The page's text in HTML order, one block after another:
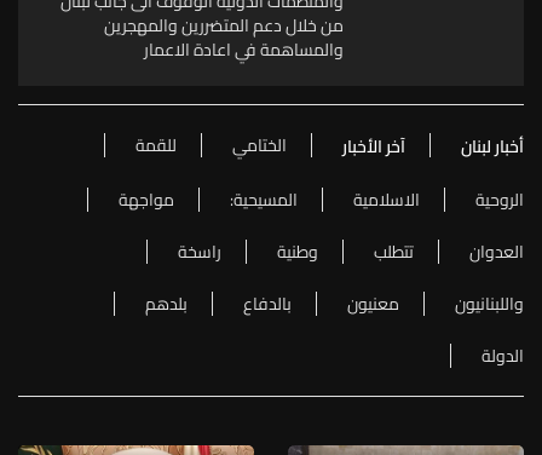
من خلال دعم المتضررين والمهجرين
والمساهمة في اعادة الاعمار
أخبار لبنان آخر الأخبار الختامي
للقمة
الروحية
الاسلامية المسيحية:
مواجهة
العدوان
تتطلب وطنية
راسخة
واللبنانيون
معنيون بالدفاع
بلدهم
الدولة